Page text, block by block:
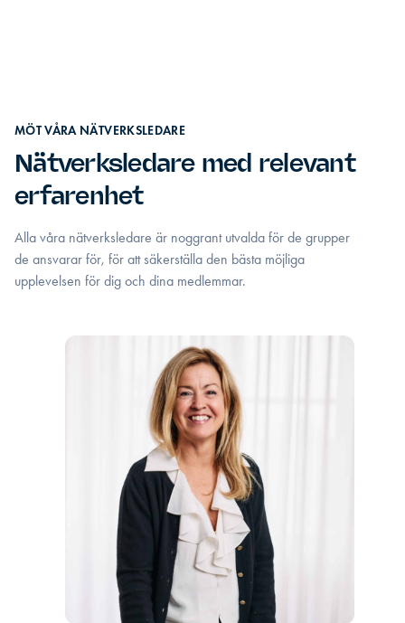
MÖT VÅRA NÄTVERKSLEDARE
Nätverksledare med relevant
erfarenhet
Alla våra nätverksledare är noggrant utvalda för de grupper
de ansvarar för, för att säkerställa den bästa möjliga
upplevelsen för dig och dina medlemmar.